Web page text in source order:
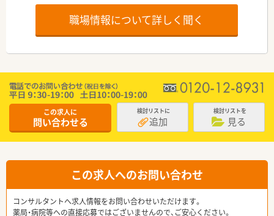
職場情報について詳しく聞く
この求人に
問い合わせる
検討リストに
追加
検討リストを
見る
この求人へのお問い合わせ
コンサルタントへ求人情報をお問い合わせいただけます。
薬局・病院等への直接応募ではございませんので、ご安心ください。